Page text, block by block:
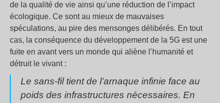
de la qualité de vie ainsi qu’une réduction de l’impact
écologique. Ce sont au mieux de mauvaises
spéculations, au pire des mensonges délibérés. En tout
cas, la conséquence du développement de la 5G est une
fuite en avant vers un monde qui aliène l’humanité et
détruit le vivant :
Le sans-fil tient de l’arnaque infinie face au
poids des infrastructures nécessaires. En